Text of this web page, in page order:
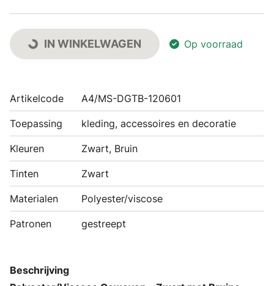
IN WINKELWAGEN Op voorraad
Artikelcode A4/MS-DGTB-120601
Toepassing kleding, accessoires en decoratie
Kleuren Zwart, Bruin
Tinten Zwart
Materialen Polyester/viscose
Patronen gestreept
Beschrijving